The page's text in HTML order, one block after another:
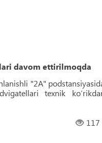
davom ettirilmoqda
"2A"
texnik
117